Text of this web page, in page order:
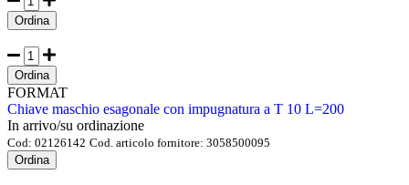
Ordina
Ordina
FORMAT
Chiave maschio esagonale con impugnatura a T 10 L=200
In arrivo/su ordinazione
Cod: 02126142 Cod. articolo fornitore: 3058500095
Ordina